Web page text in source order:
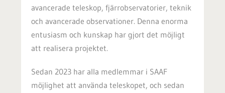
avancerade teleskop, fjärrobservatorier, teknik
och avancerade observationer. Denna enorma
entusiasm och kunskap har gjort det möjligt
att realisera projektet.
Sedan 2023 har alla medlemmar i SAAF
möjlighet att använda teleskopet, och sedan